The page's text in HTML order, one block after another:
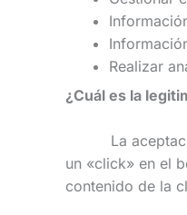
Realizar
¿Cuál es la
La aceptación
un «click» en el
contenido de la